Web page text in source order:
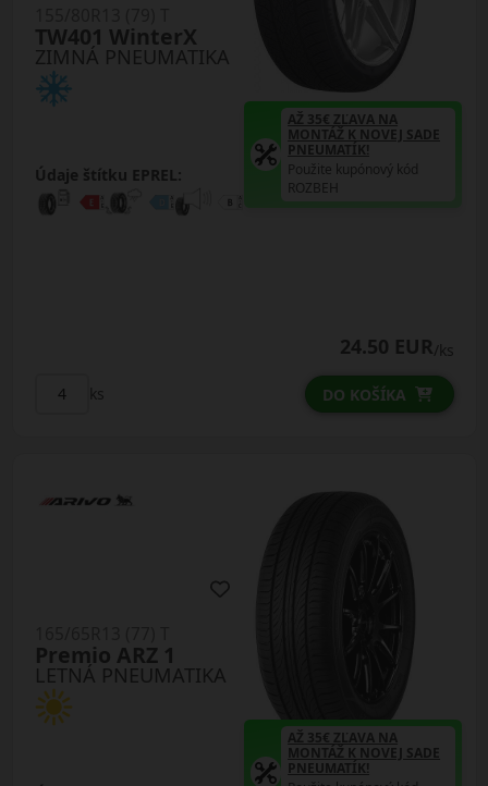
ZIMNÁ PNEUMATIKA
TW401 WinterX
Údaje štítku EPREL:
AŽ 35€ ZĽAVA NA
MONTÁŽ K NOVEJ SADE
PNEUMATÍK!
Použite kupónový kód
ROZBEH
24.50 EUR/ks
ks DO KOŠÍKA
LETNÁ PNEUMATIKA
Premio ARZ 1
AŽ 35€ ZĽAVA NA
MONTÁŽ K NOVEJ SADE
PNEUMATÍK!